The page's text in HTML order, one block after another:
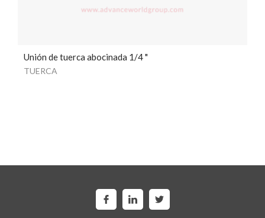
Unión de tuerca abocinada 1/4 "
TUERCA